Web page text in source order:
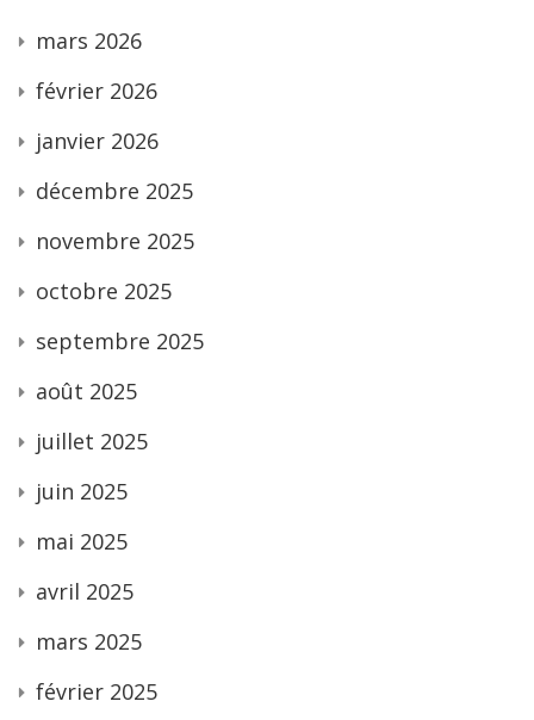
mars 2026
février 2026
janvier 2026
décembre 2025
novembre 2025
octobre 2025
septembre 2025
août 2025
juillet 2025
juin 2025
mai 2025
avril 2025
mars 2025
février 2025